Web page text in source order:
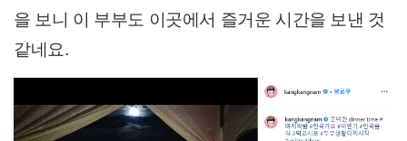
을 보니 이 부부도 이곳에서 즐거운 시간을 보낸 것
같네요.